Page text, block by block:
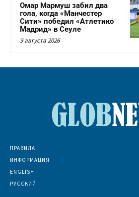
Омар Мармуш забил два
гола, когда «Манчестер
Сити» победил «Атлетико
Мадрид» в Сеуле
9 августа 2026
ПРАВИЛА
ИНФОРМАЦИЯ
ENGLISH
РУССКИЙ